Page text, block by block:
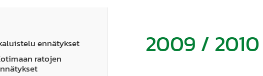
ennätykset
ratojen
2009 / 2010